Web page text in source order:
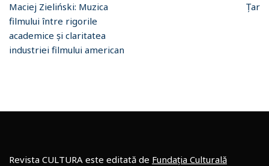
Maciej Zieliński: Muzica
filmului între rigorile
academice și claritatea
industriei filmului american
Țar
Revista CULTURA este editată de Fundația Culturală